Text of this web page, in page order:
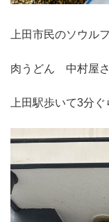
上田市民のソウル
肉うどん 中村屋
上田駅歩いて3分